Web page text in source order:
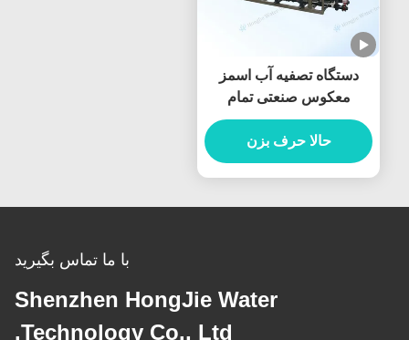
دستگاه تصفیه آب اسمز
معکوس صنعتی تمام
اتوماتیک 50 متر مکعب در
ساعت
حالا حرف بزن
با ما تماس بگیرید
Shenzhen HongJie Water
Technology Co., Ltd.